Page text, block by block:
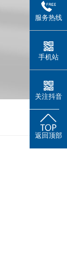
服务热线
手机站
关注抖音
返回顶部